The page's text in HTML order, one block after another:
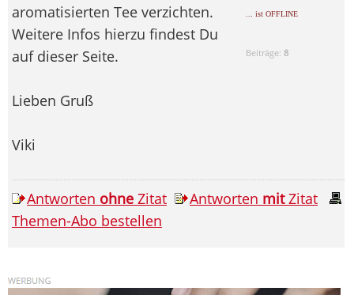
... ist OFFLINE
Beiträge:8
aromatisierten Tee verzichten.
Weitere Infos hierzu findest Du
auf dieser Seite.
Lieben Gruß
Viki
Antworten ohne Zitat Antworten mitZitat
Themen-Abo bestellen